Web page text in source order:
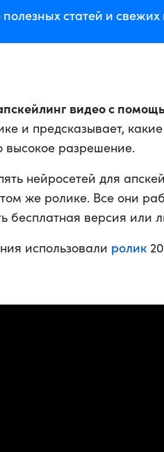
статей и
видео с
и предсказывает,
высокое разрешение.
нейросетей для
же ролике. Все они
бесплатная версия или
использовали ролик